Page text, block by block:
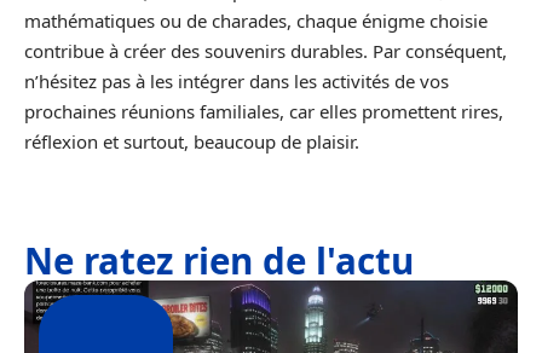
mathématiques ou de charades, chaque énigme choisie
contribue à créer des souvenirs durables. Par conséquent,
n’hésitez pas à les intégrer dans les activités de vos
prochaines réunions familiales, car elles promettent rires,
réflexion et surtout, beaucoup de plaisir.
Ne ratez rien de l'actu